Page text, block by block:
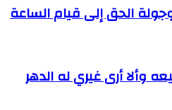
الحق إلى قيام الساعة
وألا أرى غيري له الدهر